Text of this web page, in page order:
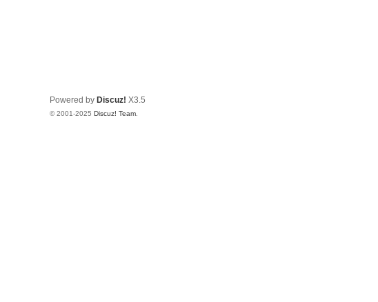
Powered by Discuz! X3.5
© 2001-2025 Discuz! Team